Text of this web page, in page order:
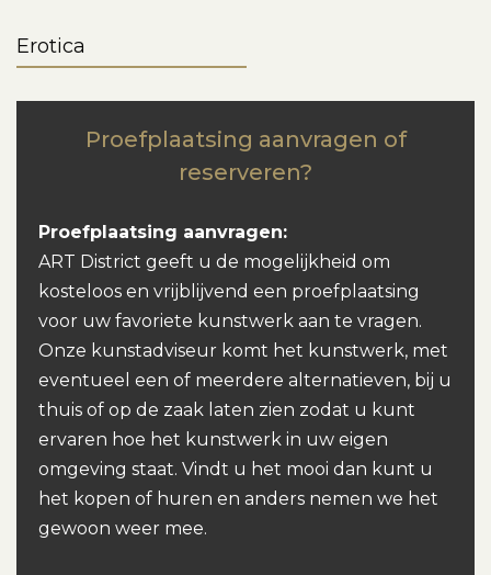
Erotica
Proefplaatsing aanvragen of
reserveren?
Proefplaatsing aanvragen:
ART District geeft u de mogelijkheid om
kosteloos en vrijblijvend een proefplaatsing
voor uw favoriete kunstwerk aan te vragen.
Onze kunstadviseur komt het kunstwerk, met
eventueel een of meerdere alternatieven, bij u
thuis of op de zaak laten zien zodat u kunt
ervaren hoe het kunstwerk in uw eigen
omgeving staat. Vindt u het mooi dan kunt u
het kopen of huren en anders nemen we het
gewoon weer mee.